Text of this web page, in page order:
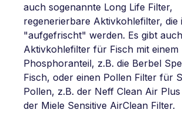
auch sogenannte Long Life Filter,
regenerierbare Aktivkohlefilter, die
"aufgefrischt" werden. Es gibt
Aktivkohlefilter für Fisch mit einem
Phosphoranteil, z.B. die Berbel
Fisch, oder einen Pollen Filter für
Pollen, z.B. der Neff Clean Air
der Miele Sensitive AirClean Filter.